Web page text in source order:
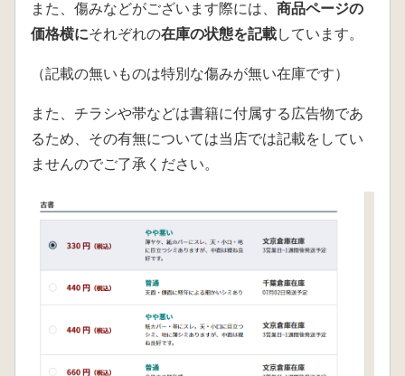
また、傷みなどがございます際には、 商品ページの
価格横にそれぞれの在庫の状態を記載しています。
（記載の無いものは特別な傷みが無い在庫です）
また、チラシや帯などは書籍に付属する広告物であ
るため、その有無については当店では記載をしてい
ませんのでご了承ください。